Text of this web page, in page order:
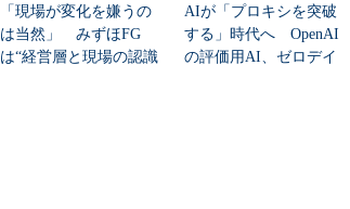
「現場が変化を嫌うの
は当然」 みずほFG
は“経営層と現場の認識
AIが「プロキシを突破
する」時代へ OpenAI
の評価用AI、ゼロデイ